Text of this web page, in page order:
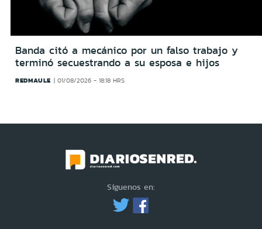
Banda citó a mecánico por un falso trabajo y
terminó secuestrando a su esposa e hijos
REDMAULE 01/08/2026 - 18:18 HRS
Síguenos en: